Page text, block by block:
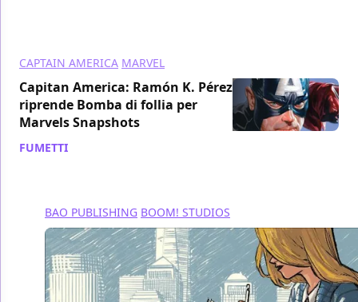
CAPTAIN AMERICA MARVEL
Capitan America: Ramón K. Pérez
riprende Bomba di follia per
Marvels Snapshots
FUMETTI
BAO PUBLISHING BOOM! STUDIOS